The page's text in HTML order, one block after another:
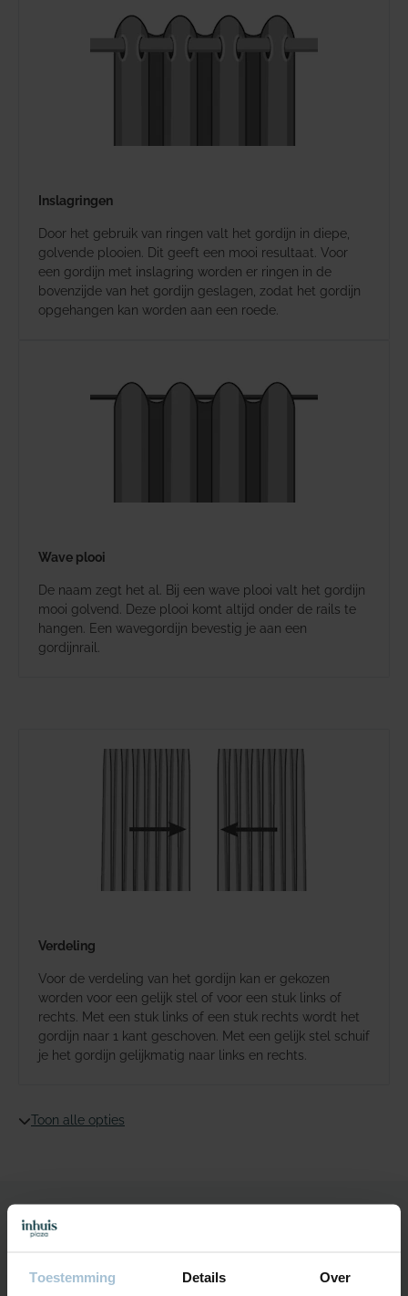
Toestemming Details Over
Inslagringen
Door het gebruik van ringen valt het gordijn in diepe,
golvende plooien. Dit geeft een mooi resultaat. Voor
een gordijn met inslagring worden er ringen in de
bovenzijde van het gordijn geslagen, zodat het gordijn
opgehangen kan worden aan een roede.
Wave plooi
De naam zegt het al. Bij een wave plooi valt het gordijn
mooi golvend. Deze plooi komt altijd onder de rails te
hangen. Een wavegordijn bevestig je aan een
gordijnrail.
Verdeling
Voor de verdeling van het gordijn kan er gekozen
worden voor een gelijk stel of voor een stuk links of
rechts. Met een stuk links of een stuk rechts wordt het
gordijn naar 1 kant geschoven. Met een gelijk stel schuif
je het gordijn gelijkmatig naar links en rechts.
Toon alle opties